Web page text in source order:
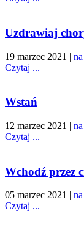
Uzdrawiaj
19 marzec 2021 |
Czytaj ...
Wstań
12 marzec 2021 |
Czytaj ...
Wchodź przez
05 marzec 2021 |
Czytaj ...